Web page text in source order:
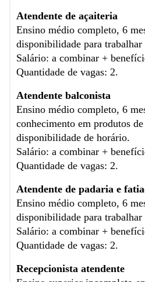
Atendente de açaiteria
Ensino médio completo, 6
disponibilidade para
Salário: a combinar +
Quantidade de vagas: 2.
Atendente balconista
Ensino médio completo, 6
conhecimento em produtos
disponibilidade de horário.
Salário: a combinar +
Quantidade de vagas: 2.
Atendente de padaria e
Ensino médio completo, 6
disponibilidade para
Salário: a combinar +
Quantidade de vagas: 2.
Recepcionista atendente